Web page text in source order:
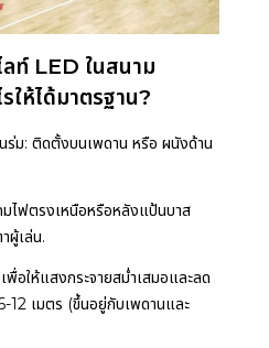
ท์ LED ในสนาม
ให้ได้มาตรฐาน?
ร่ม: ติดตั้งบนเพดาน หรือ ผนังด้าน
ไฟตรงเหนือหรือหลังแป้นบาส
ผู้เล่น.
พื่อให้แสงกระจายสม่ำเสมอและลด
12 เมตร (ขึ้นอยู่กับเพดานและ